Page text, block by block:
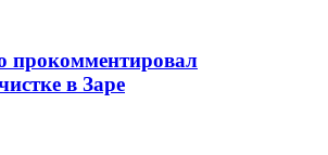
прокомментировал
в Заре